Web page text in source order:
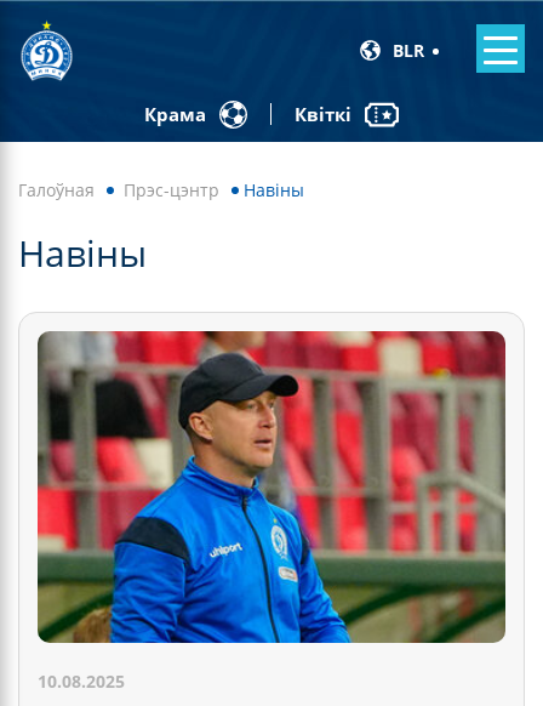
BLR
Крама Квіткі
Галоўная Прэс-цэнтр Навiны
Навiны
10.08.2025